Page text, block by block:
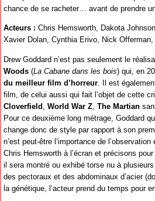
chance de se racheter… avant de prendre
Acteurs : Chris Hemsworth, Dakota
Xavier Dolan, Cynthia Erivo, Nick Offerman,
Drew Goddard n’est pas seulement le
Woods (La Cabane dans les bois) qui, en
du meilleur film d’horreur . Il est
film, de celui aussi qui fait l’objet de cette
Cloverfield World War Z The Martian
Pour ce deuxième long métrage, Goddard
change donc de style par rapport à son
n’est peut-être l’importance de
Chris Hemsworth à l’écran et précisons
il sera montré ou exhibé torse nu à
des pectoraux et des abdominaux d’acier
la génétique, l’acteur prend du temps pour